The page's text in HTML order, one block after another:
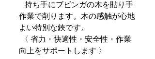
持ち手にブビンガの木を貼り手
作業で削ります。木の感触が心地
よい特別な鋏です。
〈 省力・快適性・安全性・作業
向上をサポートします 〉